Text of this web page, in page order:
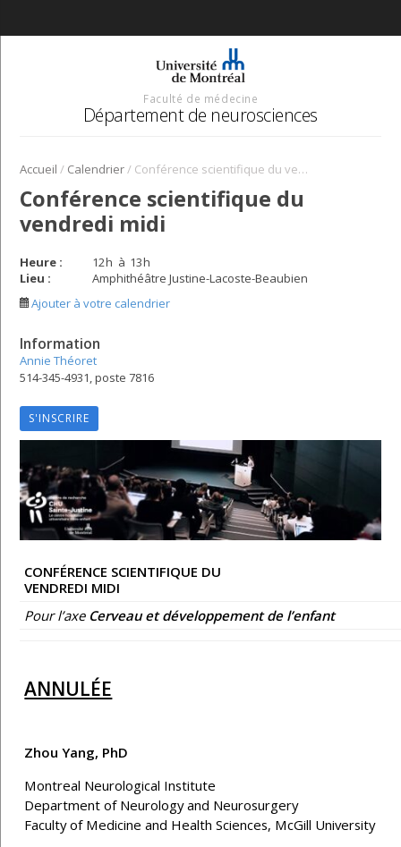
Faculté de médecine
Département de neurosciences
Accueil / Calendrier/ Conférence scientifique du vendredi midi
Conférence scientifique du
vendredi midi
Heure : 12h à 13h
Lieu :
Amphithéâtre Justine-Lacoste-Beaubien
Ajouter à votre calendrier
Information
Annie Théoret
514-345-4931, poste 7816
S'INSCRIRE
CONFÉRENCE SCIENTIFIQUE DU
VENDREDI MIDI
Pour l’axe Cerveau et développement de l’enfant
ANNULÉE
Zhou Yang, PhD
Montreal Neurological Institute
Department of Neurology and Neurosurgery
Faculty of Medicine and Health Sciences, McGill University